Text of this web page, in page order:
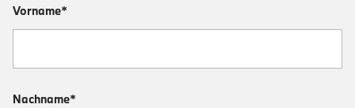
Vorname*
Nachname*